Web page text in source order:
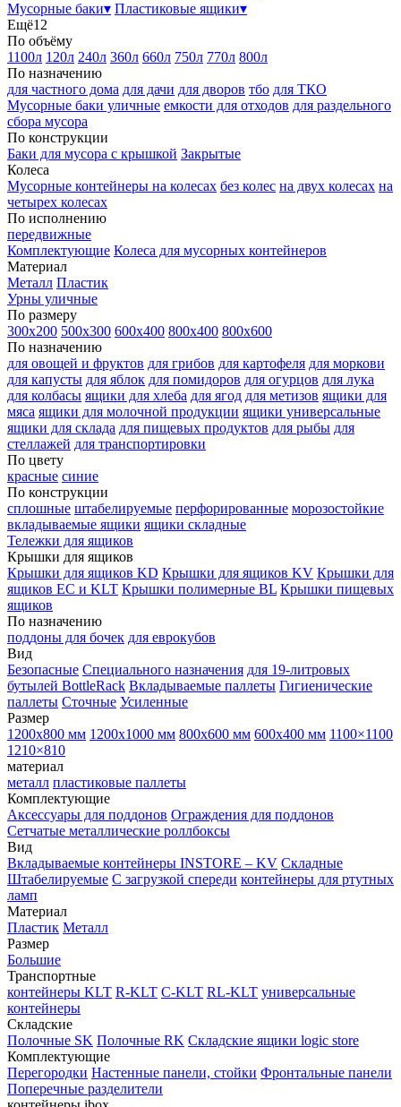
Мусорные баки▾ Пластиковые ящики▾
Ещё12
По объёму
1100л 120л 240л 360л 660л 750л 770л 800л
По назначению
для частного дома для дачи для дворов тбо для ТКО
Мусорные баки уличные емкости для отходов для раздельного
сбора мусора
По конструкции
Баки для мусора с крышкой Закрытые
Колеса
Мусорные контейнеры на колесах без колес на двух колесах на
четырех колесах
По исполнению
передвижные
Комплектующие Колеса для мусорных контейнеров
Материал
Металл Пластик
Урны уличные
По размеру
300х200 500х300 600х400 800х400 800х600
По назначению
для овощей и фруктов для грибов для картофеля для моркови
для капусты для яблок для помидоров для огурцов для лука
для колбасы ящики для хлеба для ягод для метизов ящики для
мяса ящики для молочной продукции ящики универсальные
ящики для склада для пищевых продуктов для рыбы для
стеллажей для транспортировки
По цвету
красные синие
По конструкции
сплошные штабелируемые перфорированные морозостойкие
вкладываемые ящики ящики складные
Тележки для ящиков
Крышки для ящиков
Крышки для ящиков KD Крышки для ящиков KV Крышки для
ящиков EC и KLT Крышки полимерные BL Крышки пищевых
ящиков
По назначению
поддоны для бочек для еврокубов
Вид
Безопасные Специального назначения для 19-литровых
бутылей BottleRack Вкладываемые паллеты Гигиенические
паллеты Сточные Усиленные
Размер
1200х800 мм 1200х1000 мм 800х600 мм 600х400 мм 1100×1100
1210×810
материал
металл пластиковые паллеты
Комплектующие
Аксессуары для поддонов Ограждения для поддонов
Сетчатые металлические роллбоксы
Вид
Вкладываемые контейнеры INSTORE – KV Складные
Штабелируемые С загрузкой спереди контейнеры для ртутных
ламп
Материал
Пластик Металл
Размер
Большие
Транспортные
контейнеры KLT R-KLT C-KLT RL-KLT универсальные
контейнеры
Складские
Полочные SK Полочные RK Складские ящики logic store
Комплектующие
Перегородки Настенные панели, стойки Фронтальные панели
Поперечные разделители